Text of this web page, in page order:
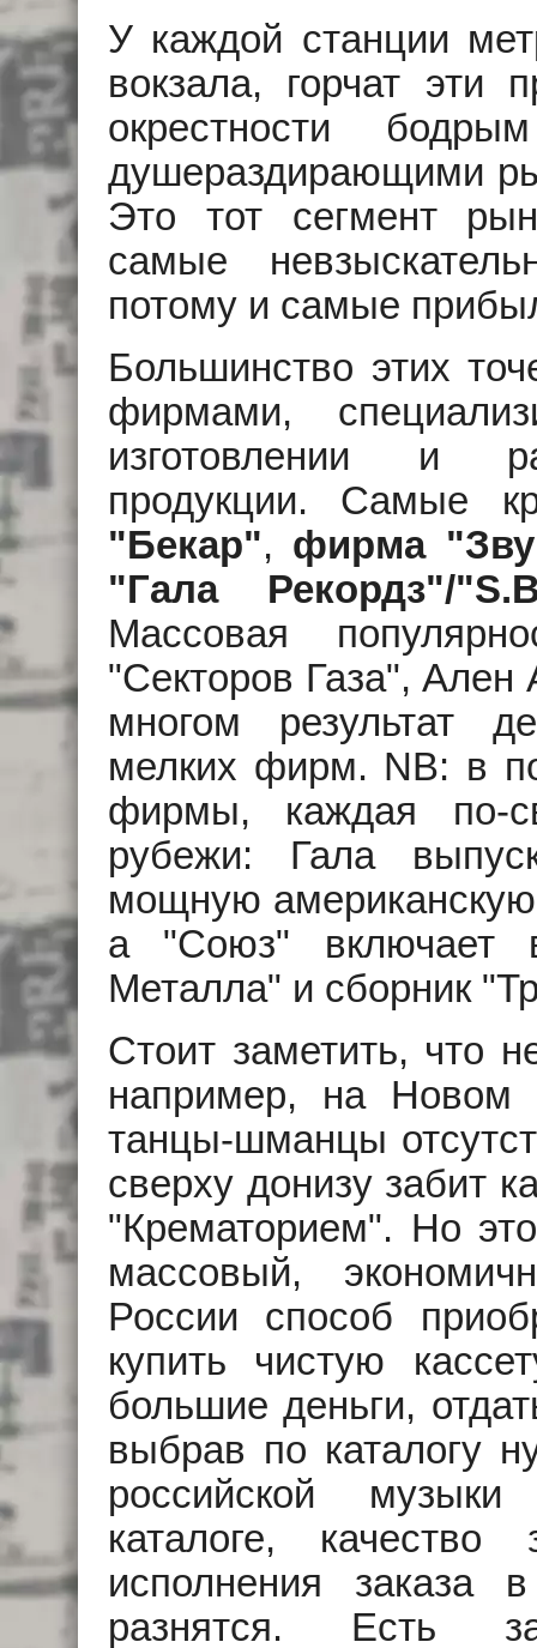
У каждой станции
вокзала, горчат эти
окрестности
душераздирающими
Это тот сегмент
самые
потому и самые
Большинство этих
фирмами,
изготовлении и
продукции. Самые
"Бекар", фирма
"Гала Рекордз"/
Массовая
"Секторов Газа",
многом результат
мелких фирм. NB: в
фирмы, каждая по-
рубежи: Гала
мощную
а "Союз" включает
Металла" и сборник
Стоит заметить, что
например, на Новом
танцы-шманцы
сверху донизу забит
"Крематорием". Но
массовый,
России способ
купить чистую
большие деньги,
выбрав по каталогу
российской
каталоге,
исполнения заказа
разнятся. Есть